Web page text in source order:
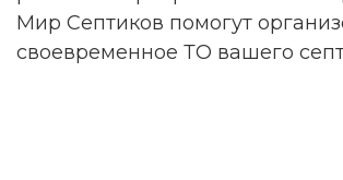
Мир Септиков помогут
своевременное ТО вашего